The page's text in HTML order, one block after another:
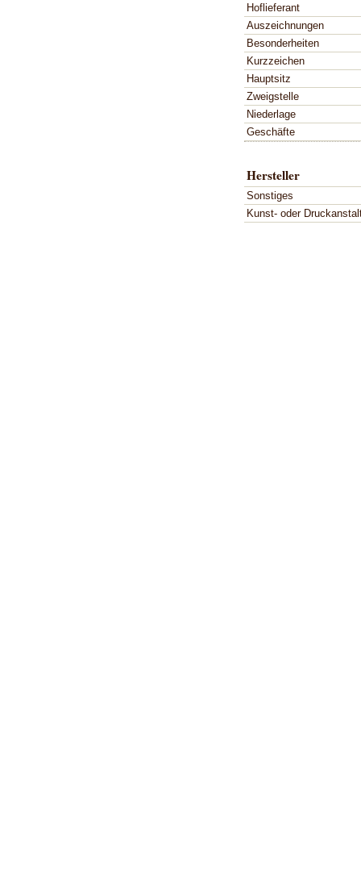
Hoflieferant
Auszeichnungen
Besonderheiten
Kurzzeichen
Hauptsitz
Zweigstelle
Niederlage
Geschäfte
Hersteller
Sonstiges
Kunst- oder